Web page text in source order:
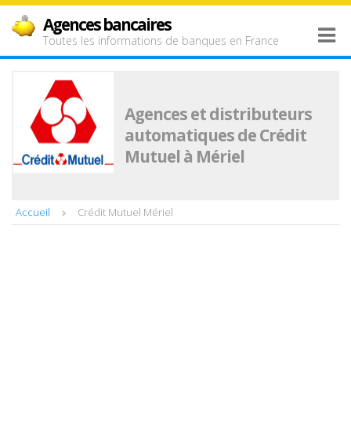
Agences bancaires
Toutes les informations de banques en France
Agences et distributeurs
automatiques de Crédit
Mutuel à Mériel
Accueil Crédit Mutuel Mériel